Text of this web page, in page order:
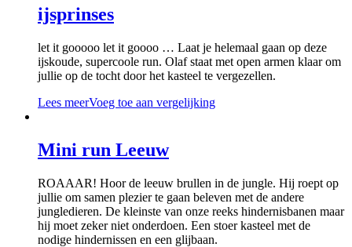
ijsprinses
let it gooooo let it goooo … Laat je helemaal gaan op deze
ijskoude, supercoole run. Olaf staat met open armen klaar om
jullie op de tocht door het kasteel te vergezellen.
Lees meerVoeg toe aan vergelijking
Mini run Leeuw
ROAAAR! Hoor de leeuw brullen in de jungle. Hij roept op
jullie om samen plezier te gaan beleven met de andere
jungledieren. De kleinste van onze reeks hindernisbanen maar
hij moet zeker niet onderdoen. Een stoer kasteel met de
nodige hindernissen en een glijbaan.